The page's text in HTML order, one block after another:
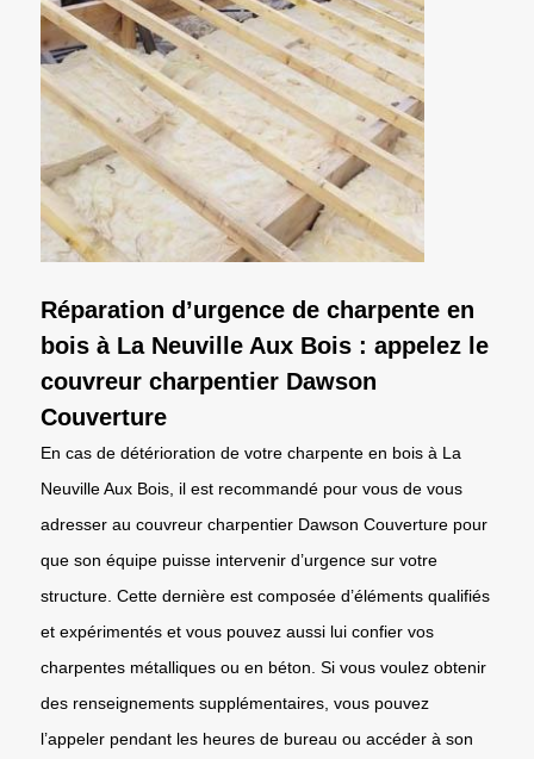
Réparation d’urgence de charpente en
bois à La Neuville Aux Bois : appelez le
couvreur charpentier Dawson
Couverture
En cas de détérioration de votre charpente en bois à La
Neuville Aux Bois, il est recommandé pour vous de vous
adresser au couvreur charpentier Dawson Couverture pour
que son équipe puisse intervenir d’urgence sur votre
structure. Cette dernière est composée d’éléments qualifiés
et expérimentés et vous pouvez aussi lui confier vos
charpentes métalliques ou en béton. Si vous voulez obtenir
des renseignements supplémentaires, vous pouvez
l’appeler pendant les heures de bureau ou accéder à son